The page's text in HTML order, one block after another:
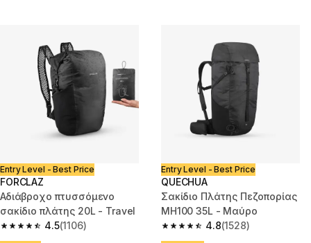
Entry Level - Best Price
FORCLAZ
Αδιάβροχο πτυσσόμενο
σακίδιο πλάτης 20L - Travel
4.5
4.5 out of 5 stars from 1106 reviews
(1106)
Entry Level - Best Price
QUECHUA
Σακίδιο Πλάτης Πεζοπορίας
MH100 35L - Μαύρο
4.8
4.8 out of 5 stars from 1528
(1528)